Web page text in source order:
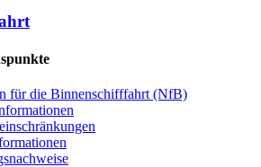
für die Bin­nen­schiff­fahrt (NfB)